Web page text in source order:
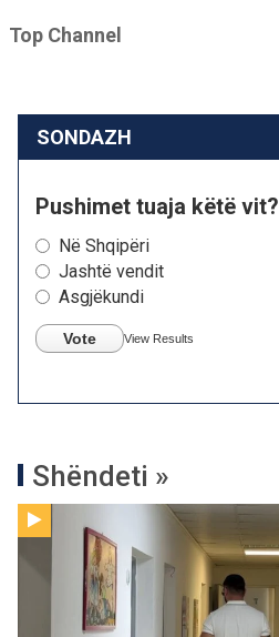
Top Channel
SONDAZH
Pushimet tuaja këtë vit?
Në Shqipëri
Jashtë vendit
Asgjëkundi
Vote View Results
Shëndeti »